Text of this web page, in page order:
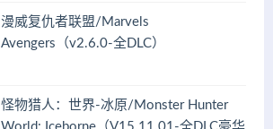
漫威复仇者联盟/Marvels
Avengers（v2.6.0-全DLC）
怪物猎人：世界-冰原/Monster Hunter